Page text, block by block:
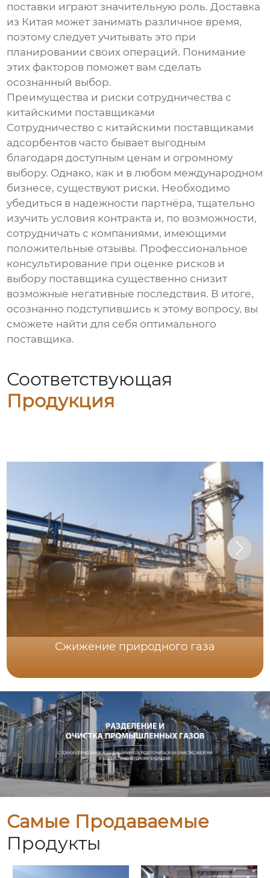
поставки играют значительную роль. Доставка
из Китая может занимать различное время,
поэтому следует учитывать это при
планировании своих операций. Понимание
этих факторов поможет вам сделать
осознанный выбор.
Преимущества и риски сотрудничества с
китайскими поставщиками
Сотрудничество с китайскими поставщиками
адсорбентов часто бывает выгодным
благодаря доступным ценам и огромному
выбору. Однако, как и в любом международном
бизнесе, существуют риски. Необходимо
убедиться в надежности партнёра, тщательно
изучить условия контракта и, по возможности,
сотрудничать с компаниями, имеющими
положительные отзывы. Профессиональное
консультирование при оценке рисков и
выбору поставщика существенно снизит
возможные негативные последствия. В итоге,
осознанно подступившись к этому вопросу, вы
сможете найти для себя оптимального
поставщика.
Соответствующая
Продукция
Сжижение природного газа
Самые Продаваемые
Продукты